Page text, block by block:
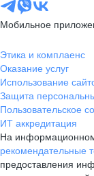
Мобильное
Этика и комплаенс
Оказание услуг
Использование
Защита
Пользовательское
ИТ аккредитация
На
рекомендательные
предоставления